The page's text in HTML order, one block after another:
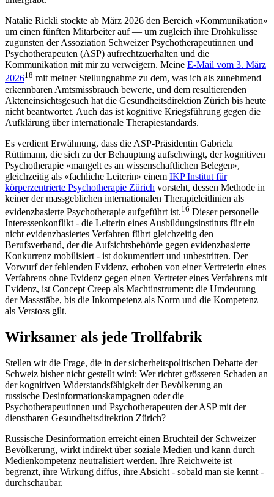
Natalie Rickli stockte ab März 2026 den Bereich «Kommunikation»
um einen fünften Mitarbeiter auf — um zugleich ihre Drohkulisse
zugunsten der Assoziation Schweizer Psychotherapeutinnen und
Psychotherapeuten (ASP) aufrechtzuerhalten und die
Kommunikation mit mir zu verweigern. Meine E-Mail vom 3. März
202618 mit meiner Stellungnahme zu dem, was ich als zunehmend
erkennbaren Amtsmissbrauch bewerte, und dem resultierenden
Akteneinsichtsgesuch hat die Gesundheitsdirektion Zürich bis heute
nicht beantwortet. Auch das ist kognitive Kriegsführung gegen die
Aufklärung über internationale Therapiestandards.
Es verdient Erwähnung, dass die ASP-Präsidentin Gabriela
Rüttimann, die sich zu der Behauptung aufschwingt, der kognitiven
Psychotherapie «mangelt es an wissenschaftlichen Belegen»,
gleichzeitig als «fachliche Leiterin» einem IKP Institut für
körperzentrierte Psychotherapie Zürich vorsteht, dessen Methode in
keiner der massgeblichen internationalen Therapieleitlinien als
evidenzbasierte Psychotherapie aufgeführt ist.16 Dieser personelle
Interessenkonflikt - die Leiterin eines Ausbildungsinstituts für ein
nicht evidenzbasiertes Verfahren führt gleichzeitig den
Berufsverband, der die Aufsichtsbehörde gegen evidenzbasierte
Konkurrenz mobilisiert - ist dokumentiert und unbestritten. Der
Vorwurf der fehlenden Evidenz, erhoben von einer Vertreterin eines
Verfahrens ohne Evidenz gegen einen Vertreter eines Verfahrens mit
Evidenz, ist Concept Creep als Machtinstrument: die Umdeutung
der Massstäbe, bis die Inkompetenz als Norm und die Kompetenz
als Verstoss gilt.
Wirksamer als jede Trollfabrik
Stellen wir die Frage, die in der sicherheitspolitischen Debatte der
Schweiz bisher nicht gestellt wird: Wer richtet grösseren Schaden an
der kognitiven Widerstandsfähigkeit der Bevölkerung an —
russische Desinformationskampagnen oder die
Psychotherapeutinnen und Psychotherapeuten der ASP mit der
dienstbaren Gesundheitsdirektion Zürich?
Russische Desinformation erreicht einen Bruchteil der Schweizer
Bevölkerung, wirkt indirekt über soziale Medien und kann durch
Medienkompetenz neutralisiert werden. Ihre Reichweite ist
begrenzt, ihre Wirkung diffus, ihre Absicht - sobald man sie kennt -
durchschaubar.